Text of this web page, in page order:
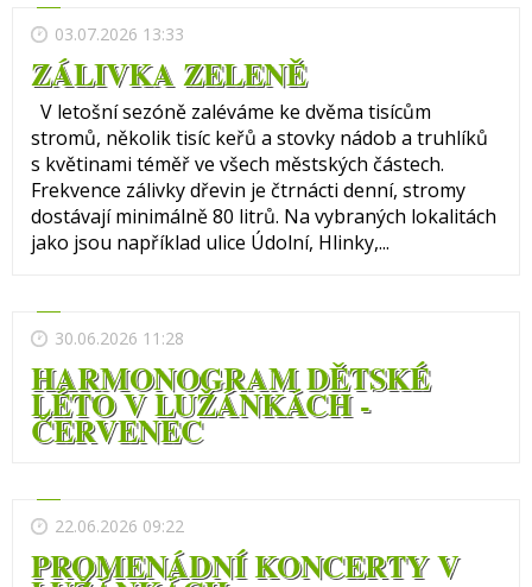
03.07.2026 13:33
ZÁLIVKA ZELENĚ
V letošní sezóně zaléváme ke dvěma tisícům
stromů, několik tisíc keřů a stovky nádob a truhlíků
s květinami téměř ve všech městských částech.
Frekvence zálivky dřevin je čtrnácti denní, stromy
dostávají minimálně 80 litrů. Na vybraných lokalitách
jako jsou například ulice Údolní, Hlinky,...
30.06.2026 11:28
HARMONOGRAM DĚTSKÉ
LÉTO V LUŽÁNKÁCH -
ČERVENEC
22.06.2026 09:22
PROMENÁDNÍ KONCERTY V